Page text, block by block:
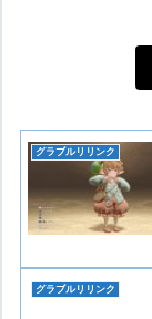
グラブルリリンク
グラブルリリンク